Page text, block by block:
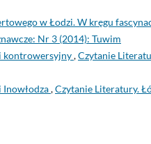
w Łodzi. W kręgu
Nr 3 (2014): Tuwim
kontrowersyjny,Czytanie
,Czytanie Literatury.